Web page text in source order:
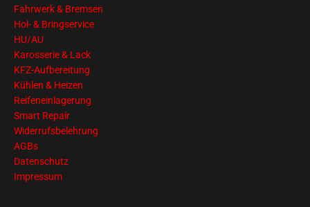
Fahrwerk & Bremsen
Hol- & Bringservice
HU/AU
Karosserie & Lack
KFZ-Aufbereitung
Kühlen & Heizen
Reifeneinlagerung
Smart Repair
Widerrufsbelehrung
AGBs
Datenschutz
Impressum